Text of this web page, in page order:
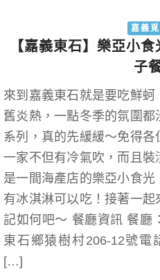
嘉義
【嘉義東石】樂亞小
子
來到嘉義東石就是要吃鮮
舊炎熱，一點冬季的氛圍
系列，真的先緩緩～免得各
一家不但有冷氣吹，而且
是一間海產店的樂亞小食
有冰淇淋可以吃！接著一
記如何吧～ 餐廳資訊 餐廳
東石鄉猿樹村206-12號電
[…]